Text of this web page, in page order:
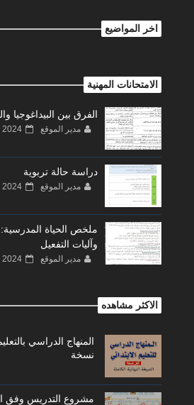
اخر المواضيع
الامتحانات المهنية
الفرق بين البيداغوجيا
مدير الموقع 2024
دراسة حالة تربوية
مدير الموقع 2024
ملخص الحياة
وآليات التفعيل
مدير الموقع 2024
الاكثر مشاهده
نسخة
مشروع التدريس وفق